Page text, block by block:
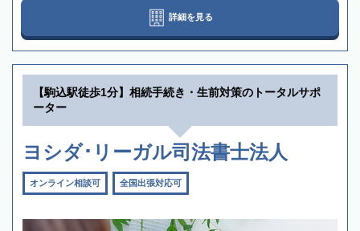
詳細を見る
【駒込駅徒歩1分】相続手続き・生前対策のトータルサポ
ーター
ヨシダ･リーガル司法書士法人
オンライン相談可 全国出張対応可